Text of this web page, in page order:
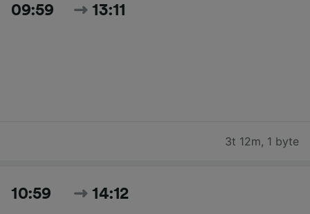
09:59 13:11
3t 12m, 1 byte
10:59 14:12